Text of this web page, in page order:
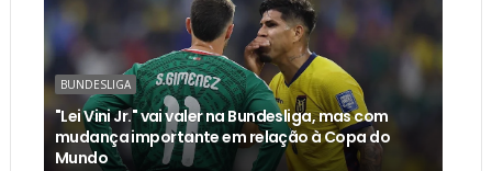
BUNDESLIGA
"Lei Vini Jr." vai valer na Bundesliga, mas com
mudança importante em relação à Copa do
Mundo